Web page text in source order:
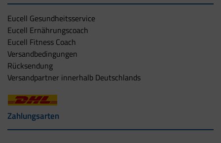
Eucell Gesundheitsservice
Eucell Ernährungscoach
Eucell Fitness Coach
Versandbedingungen
Rücksendung
Versandpartner innerhalb Deutschlands
Zahlungsarten